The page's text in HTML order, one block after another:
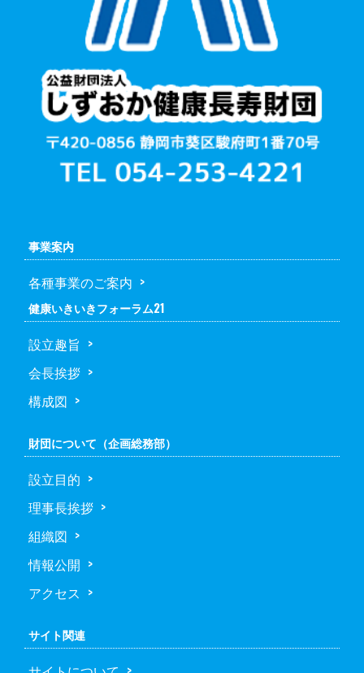
事業案内
各種事業のご案内
健康いきいきフォーラム21
設立趣旨
会長挨拶
構成図
財団について（企画総務部）
設立目的
理事長挨拶
組織図
情報公開
アクセス
サイト関連